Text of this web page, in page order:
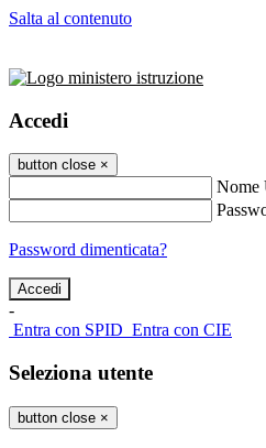
Salta al contenuto
Accedi
button close ×
Nome
Password dimenticata?
-
Entra con SPID Entra con CIE
Seleziona utente
button close ×